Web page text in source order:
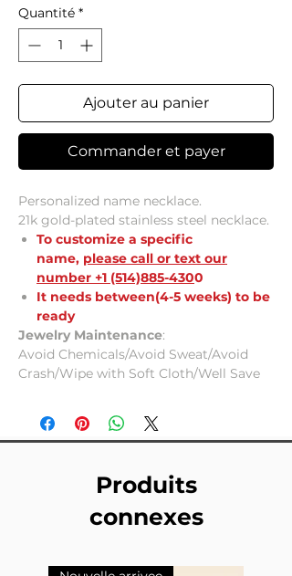
Quantité *
Ajouter au panier
Commander et payer
Personalized name necklace.
21k gold-plated stainless steel necklace.
To customize a specific
name, please call or text our
number +1 (514)885-4300
It needs between(4-5 weeks) to be
ready
Jewelry Maintenance:
Avoid Chemicals/Avoid Sweat/Avoid
Crash/Wipe with Soft Cloth/Well Save
Produits
connexes